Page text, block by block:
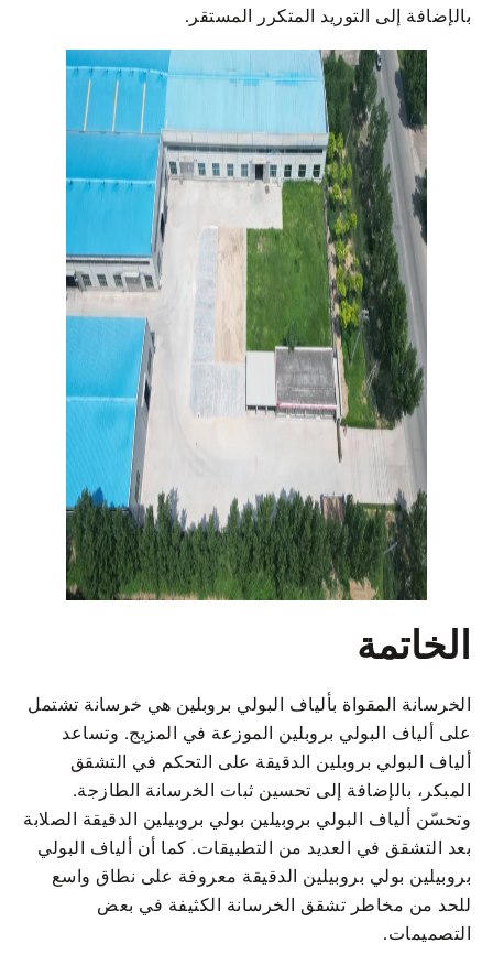
بالإضافة إلى التوريد المتكرر المستقر.
الخاتمة
الخرسانة المقواة بألياف البولي بروبلين هي خرسانة تشتمل
على ألياف البولي بروبلين الموزعة في المزيج. وتساعد
ألياف البولي بروبلين الدقيقة على التحكم في التشقق
المبكر، بالإضافة إلى تحسين ثبات الخرسانة الطازجة.
وتحسّن ألياف البولي بروبيلين بولي بروبيلين الدقيقة الصلابة
بعد التشقق في العديد من التطبيقات. كما أن ألياف البولي
بروبيلين بولي بروبيلين الدقيقة معروفة على نطاق واسع
للحد من مخاطر تشقق الخرسانة الكثيفة في بعض
التصميمات.